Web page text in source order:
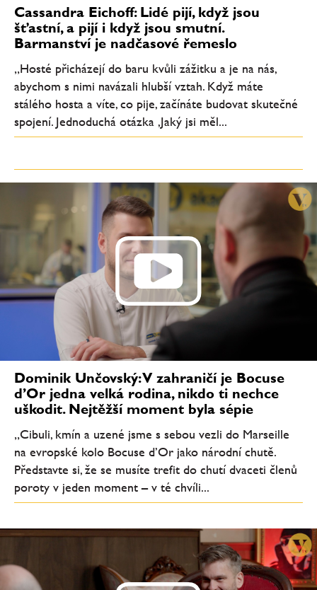
Cassandra Eichoff: Lidé pijí, když jsou
šťastní, a pijí i když jsou smutní.
Barmanství je nadčasové řemeslo
„Hosté přicházejí do baru kvůli zážitku a je na nás,
abychom s nimi navázali hlubší vztah. Když máte
stálého hosta a víte, co pije, začínáte budovat skutečné
spojení. Jednoduchá otázka ‚Jaký jsi měl...
Dominik Unčovský: V zahraničí je Bocuse
d’Or jedna velká rodina, nikdo ti nechce
uškodit. Nejtěžší moment byla sépie
„Cibuli, kmín a uzené jsme s sebou vezli do Marseille
na evropské kolo Bocuse d’Or jako národní chutě.
Představte si, že se musíte trefit do chutí dvaceti členů
poroty v jeden moment – v té chvíli...